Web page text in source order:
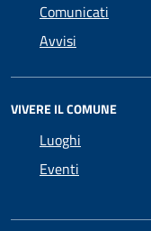
Comunicati
Avvisi
VIVERE IL COMUNE
Luoghi
Eventi